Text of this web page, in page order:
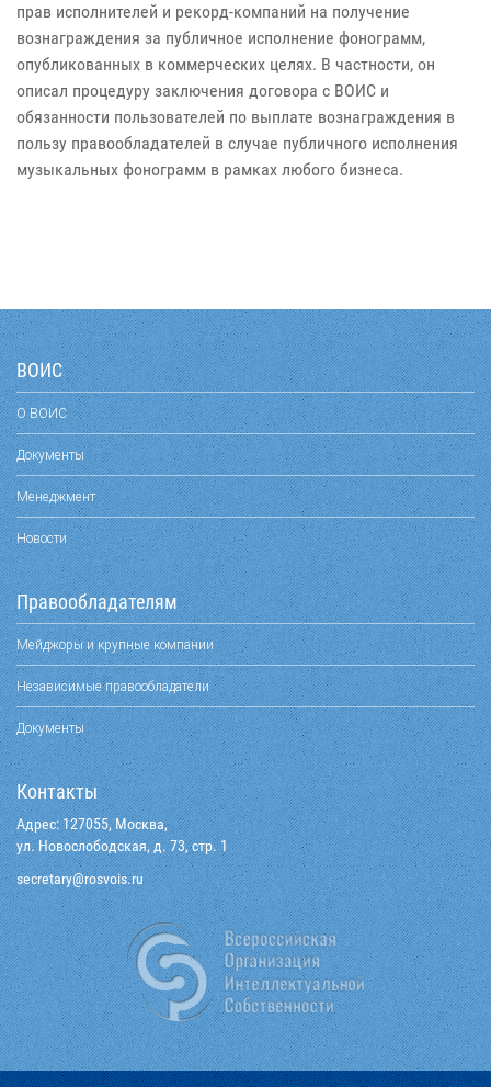
прав исполнителей и рекорд-компаний на получение
вознаграждения за публичное исполнение фонограмм,
опубликованных в коммерческих целях. В частности, он
описал процедуру заключения договора с ВОИС и
обязанности пользователей по выплате вознаграждения в
пользу правообладателей в случае публичного исполнения
музыкальных фонограмм в рамках любого бизнеса.
ВОИС
О ВОИС
Документы
Менеджмент
Новости
Правообладателям
Мейджоры и крупные компании
Независимые правообладатели
Документы
Контакты
Адрес: 127055, Москва,
ул. Новослободская, д. 73, стр. 1
ur.siovsor
@yraterces